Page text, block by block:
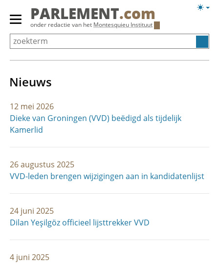
Overslaan
Primair
menu
tonen/verbergen
PARLEMENT.com
onder redactie van het Montesquieu Instituut
Nieuws
12 mei 2026
Dieke van Groningen (VVD) beëdigd als tijdelijk
Kamerlid
26 augustus 2025
VVD-leden brengen wijzigingen aan in kandidatenlijst
24 juni 2025
Dilan Yeşilgöz officieel lijsttrekker VVD
4 juni 2025